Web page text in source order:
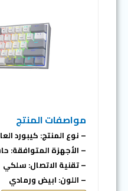
مواصفات المنتج
– نوع المنتج: كيبورد
– الأجهزة المتوافقة:
– تقنية الاتصال: سلكي
– اللون: ابيض ورمادي